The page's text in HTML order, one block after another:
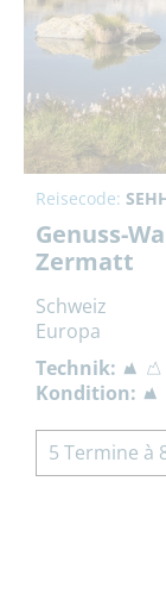
Reisecode:
Genuss-
Zermatt
Schweiz
Europa
Technik:
Kondition:
5 Termine à